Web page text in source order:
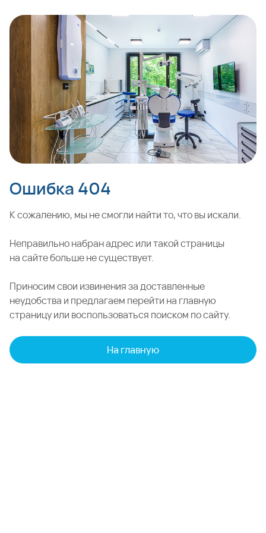
Ошибка 404
К сожалению, мы не смогли найти то, что вы искали.
Неправильно набран адрес или такой страницы
на сайте больше не существует.
Приносим свои извинения за доставленные
неудобства и предлагаем перейти на главную
страницу или воспользоваться поиском по сайту.
На главную